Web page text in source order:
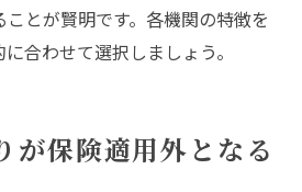
とが賢明です。各機関の特徴を
合わせて選択しましょう。
が保険適用外となる